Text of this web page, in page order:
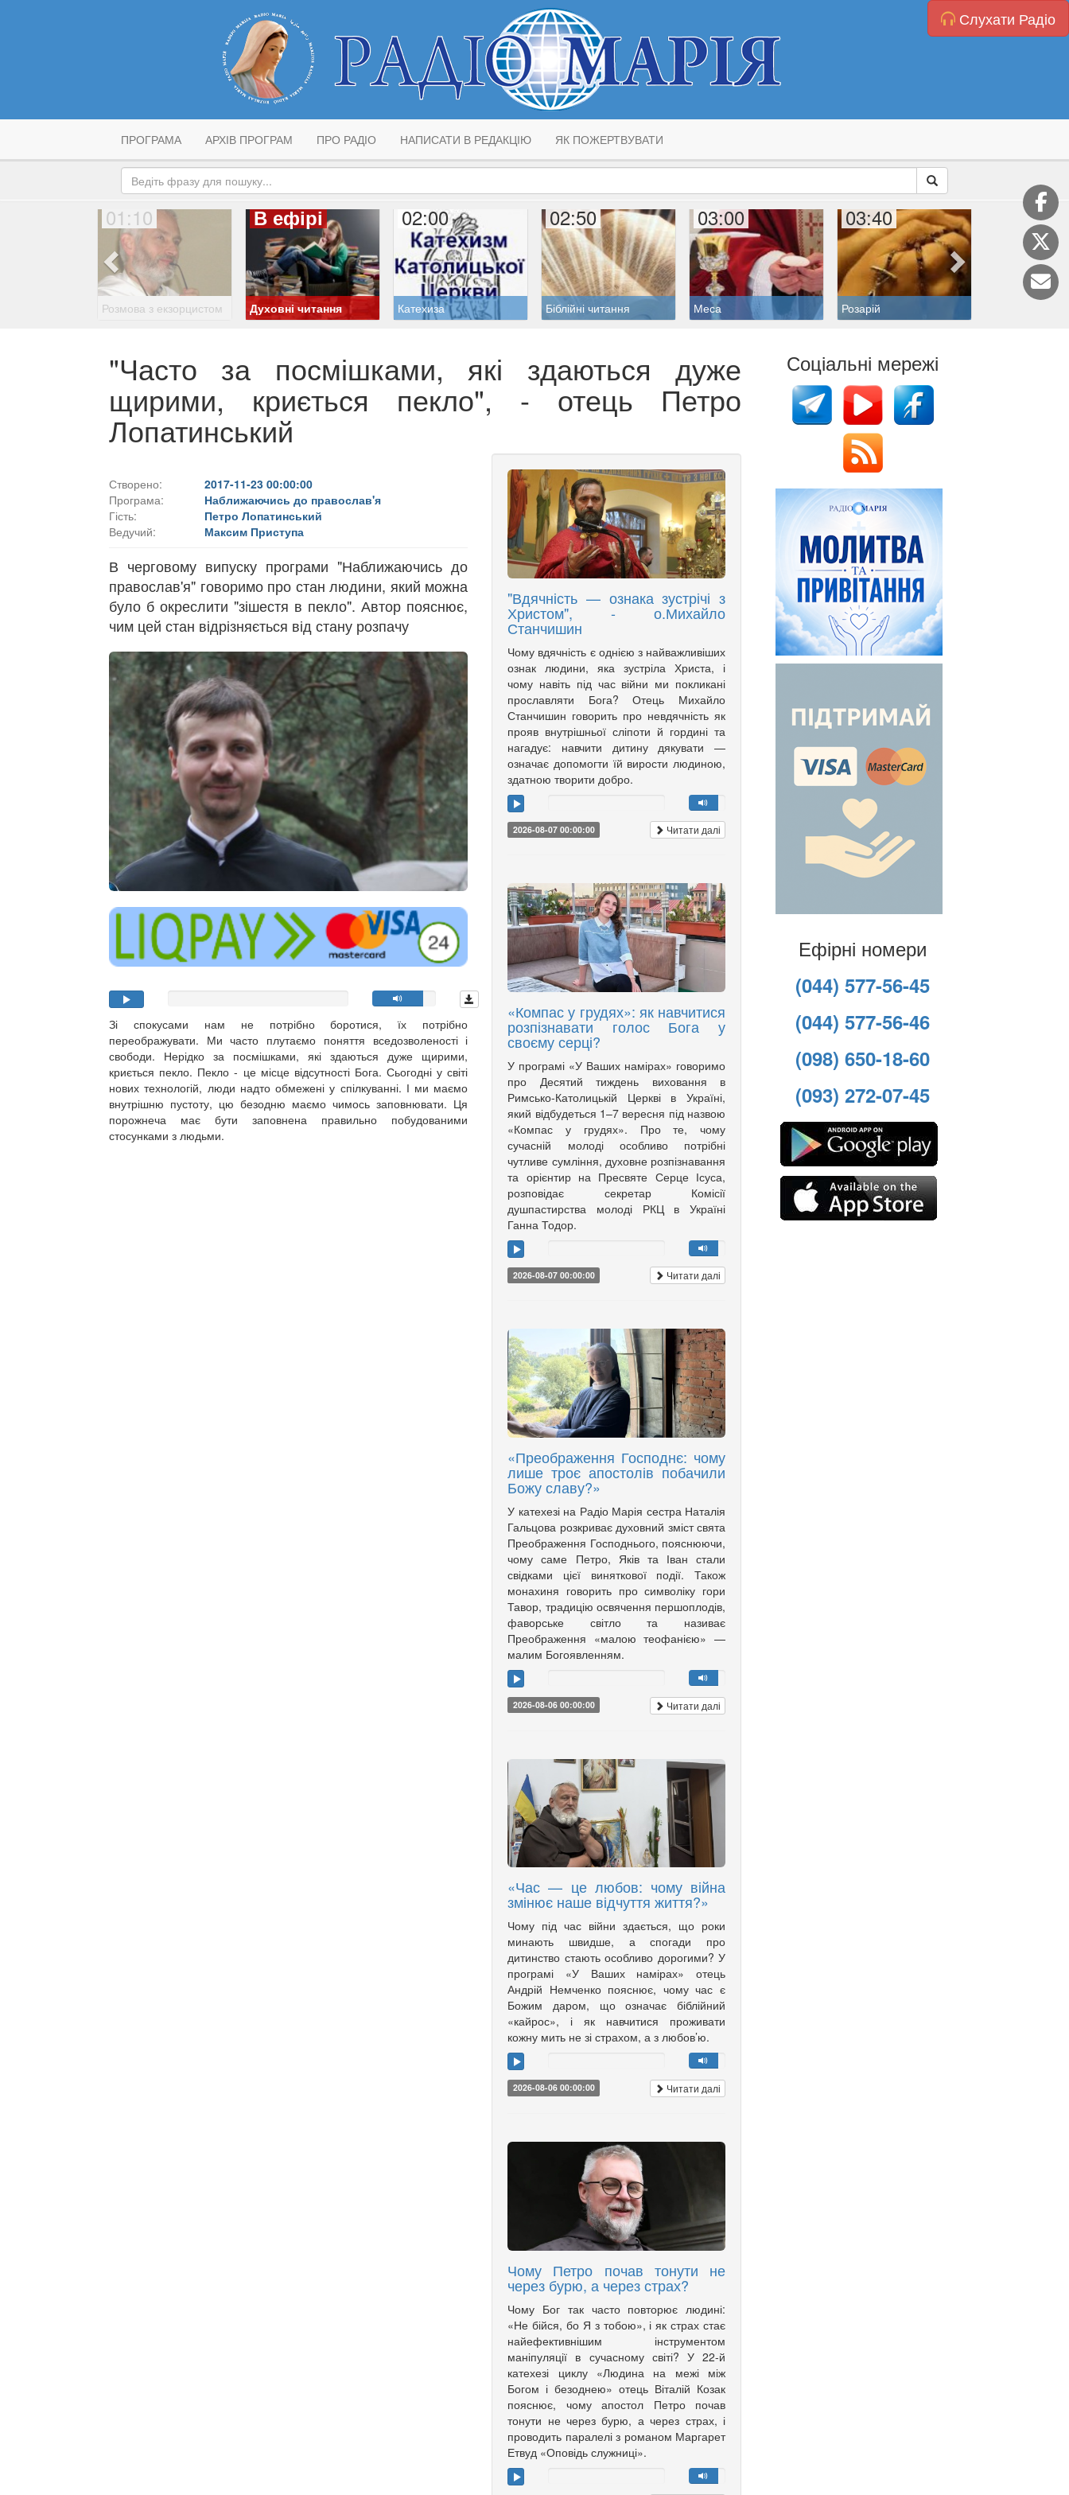
Слухати Радіо
ПРОГРАМА АРХІВ ПРОГРАМ ПРО РАДІО НАПИСАТИ В РЕДАКЦІЮ ЯК ПОЖЕРТВУВАТИ
01:10
Розмова з екзорцистом
В ефірі
Духовні читання
02:00
Катехиза
02:50
Біблійні читання
03:00
Меса
03:40
Розарій
04:00
Коронка до
"Часто за посмішками, які здаються дуже
щирими, криється пекло", - отець Петро
Лопатинський
Створено:
2017-11-23 00:00:00
Програма:
Наближаючись до православ'я
Гість:
Петро Лопатинський
Ведучий:
Максим Приступа
В черговому випуску програми "Наближаючись до
православ'я" говоримо про стан людини, який можна
було б окреслити "зішестя в пекло". Автор пояснює,
чим цей стан відрізняється від стану розпачу
Зі спокусами нам не потрібно боротися, їх потрібно
переображувати. Ми часто плутаємо поняття вседозволеності і
свободи. Нерідко за посмішками, які здаються дуже щирими,
криється пекло. Пекло - це місце відсутності Бога. Сьогодні у світі
нових технологій, люди надто обмежені у спілкуванні. І ми маємо
внутрішню пустоту, цю безодню маємо чимось заповнювати. Ця
порожнеча має бути заповнена правильно побудованими
стосунками з людьми.
"Вдячність — ознака зустрічі з
Христом", - о.Михайло
Станчишин
Чому вдячність є однією з найважливіших
ознак людини, яка зустріла Христа, і
чому навіть під час війни ми покликані
прославляти Бога? Отець Михайло
Станчишин говорить про невдячність як
прояв внутрішньої сліпоти й гордині та
нагадує: навчити дитину дякувати —
означає допомогти їй вирости людиною,
здатною творити добро.
2026-08-07 00:00:00 Читати далі
«Компас у грудях»: як навчитися
розпізнавати голос Бога у
своєму серці?
У програмі «У Ваших намірах» говоримо
про Десятий тиждень виховання в
Римсько-Католицькій Церкві в Україні,
який відбудеться 1–7 вересня під назвою
«Компас у грудях». Про те, чому
сучасній молоді особливо потрібні
чутливе сумління, духовне розпізнавання
та орієнтир на Пресвяте Серце Ісуса,
розповідає секретар Комісії
душпастирства молоді РКЦ в Україні
Ганна Тодор.
2026-08-07 00:00:00 Читати далі
«Преображення Господнє: чому
лише троє апостолів побачили
Божу славу?»
У катехезі на Радіо Марія сестра Наталія
Гальцова розкриває духовний зміст свята
Преображення Господнього, пояснюючи,
чому саме Петро, Яків та Іван стали
свідками цієї виняткової події. Також
монахиня говорить про символіку гори
Тавор, традицію освячення першоплодів,
фаворське світло та називає
Преображення «малою теофанією» —
малим Богоявленням.
2026-08-06 00:00:00 Читати далі
«Час — це любов: чому війна
змінює наше відчуття життя?»
Чому під час війни здається, що роки
минають швидше, а спогади про
дитинство стають особливо дорогими? У
програмі «У Ваших намірах» отець
Андрій Немченко пояснює, чому час є
Божим даром, що означає біблійний
«кайрос», і як навчитися проживати
кожну мить не зі страхом, а з любов’ю.
2026-08-06 00:00:00 Читати далі
Чому Петро почав тонути не
через бурю, а через страх?
Чому Бог так часто повторює людині:
«Не бійся, бо Я з тобою», і як страх стає
найефективнішим інструментом
маніпуляції в сучасному світі? У 22-й
катехезі циклу «Людина на межі між
Богом і безоднею» отець Віталій Козак
пояснює, чому апостол Петро почав
тонути не через бурю, а через страх, і
проводить паралелі з романом Маргарет
Етвуд «Оповідь служниці».
Соціальні мережі
Ефірні номери
(044) 577-56-45
(044) 577-56-46
(098) 650-18-60
(093) 272-07-45